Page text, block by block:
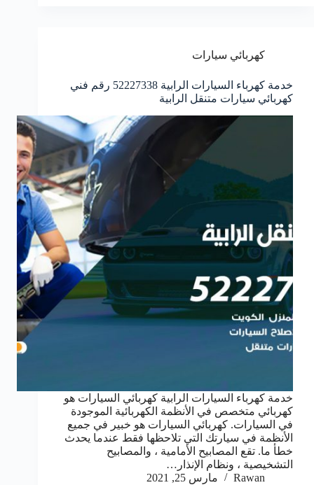
كهربائي سيارات
خدمة كهرباء السيارات الرابية 52227338 رقم فني
كهربائي سيارات متنقل الرابية
خدمة كهرباء السيارات الرابية كهربائي السيارات هو
كهربائي متخصص في الأنظمة الكهربائية الموجودة
في السيارات. كهربائي السيارات هو خبير في جميع
الأنظمة في سيارتك التي تلاحظها فقط عندما يحدث
خطأ ما. تقع المصابيح الأمامية ، والمصابيح
التشخيصية ، ونظام الإنذار…
Rawan
مارس 25, 2021